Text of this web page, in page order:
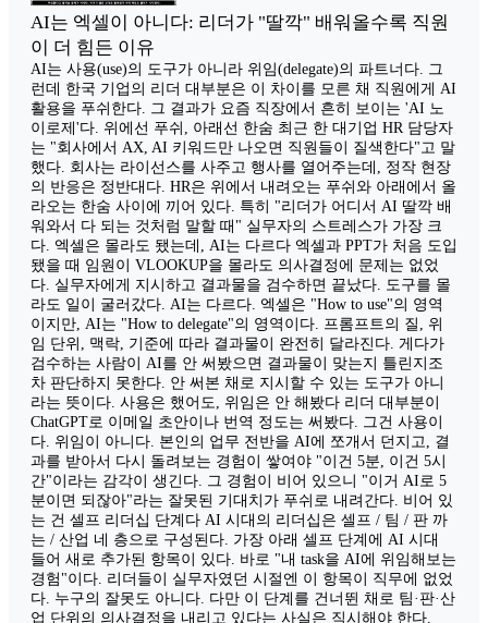
AI는 엑셀이 아니다: 리더가 "딸깍" 배워올수록 직원
이 더 힘든 이유
AI는 사용(use)의 도구가 아니라 위임(delegate)의 파트너다. 그
런데 한국 기업의 리더 대부분은 이 차이를 모른 채 직원에게 AI
활용을 푸쉬한다. 그 결과가 요즘 직장에서 흔히 보이는 'AI 노
이로제'다. 위에선 푸쉬, 아래선 한숨 최근 한 대기업 HR 담당자
는 "회사에서 AX, AI 키워드만 나오면 직원들이 질색한다"고 말
했다. 회사는 라이선스를 사주고 행사를 열어주는데, 정작 현장
의 반응은 정반대다. HR은 위에서 내려오는 푸쉬와 아래에서 올
라오는 한숨 사이에 끼어 있다. 특히 "리더가 어디서 AI 딸깍 배
워와서 다 되는 것처럼 말할 때" 실무자의 스트레스가 가장 크
다. 엑셀은 몰라도 됐는데, AI는 다르다 엑셀과 PPT가 처음 도입
됐을 때 임원이 VLOOKUP을 몰라도 의사결정에 문제는 없었
다. 실무자에게 지시하고 결과물을 검수하면 끝났다. 도구를 몰
라도 일이 굴러갔다. AI는 다르다. 엑셀은 "How to use"의 영역
이지만, AI는 "How to delegate"의 영역이다. 프롬프트의 질, 위
임 단위, 맥락, 기준에 따라 결과물이 완전히 달라진다. 게다가
검수하는 사람이 AI를 안 써봤으면 결과물이 맞는지 틀린지조
차 판단하지 못한다. 안 써본 채로 지시할 수 있는 도구가 아니
라는 뜻이다. 사용은 했어도, 위임은 안 해봤다 리더 대부분이
ChatGPT로 이메일 초안이나 번역 정도는 써봤다. 그건 사용이
다. 위임이 아니다. 본인의 업무 전반을 AI에 쪼개서 던지고, 결
과를 받아서 다시 돌려보는 경험이 쌓여야 "이건 5분, 이건 5시
간"이라는 감각이 생긴다. 그 경험이 비어 있으니 "이거 AI로 5
분이면 되잖아"라는 잘못된 기대치가 푸쉬로 내려간다. 비어 있
는 건 셀프 리더십 단계다 AI 시대의 리더십은 셀프 / 팀 / 판 까
는 / 산업 네 층으로 구성된다. 가장 아래 셀프 단계에 AI 시대
들어 새로 추가된 항목이 있다. 바로 "내 task을 AI에 위임해보는
경험"이다. 리더들이 실무자였던 시절엔 이 항목이 직무에 없었
다. 누구의 잘못도 아니다. 다만 이 단계를 건너뛴 채로 팀·판·산
업 단위의 의사결정을 내리고 있다는 사실은 직시해야 한다.